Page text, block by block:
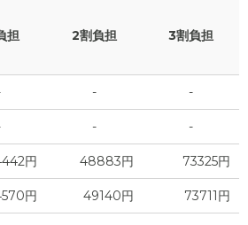
担 2割負担 3割負担
- -
- -
円 48883円 73325円
円 49140円 73711円